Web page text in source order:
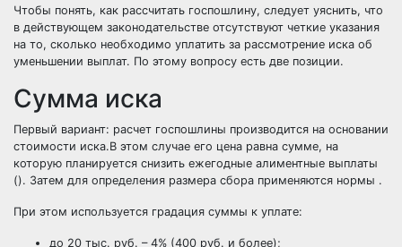
Чтобы понять, как рассчитать госпошлину, следует уяснить, что
в действующем законодательстве отсутствуют четкие указания
на то, сколько необходимо уплатить за рассмотрение иска об
уменьшении выплат. По этому вопросу есть две позиции.
Сумма иска
Первый вариант: расчет госпошлины производится на основании
стоимости иска.В этом случае его цена равна сумме, на
которую планируется снизить ежегодные алиментные выплаты
(). Затем для определения размера сбора применяются нормы .
При этом используется градация суммы к уплате:
до 20 тыс. руб. – 4% (400 руб. и более);